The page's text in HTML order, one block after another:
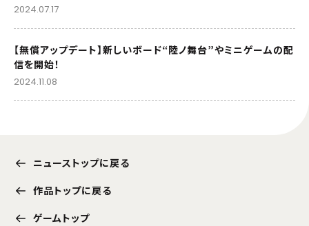
2024.07.17
【無償アップデート】新しいボード“陸ノ舞台”やミニゲームの配
信を開始！
2024.11.08
ニューストップに戻る
作品トップに戻る
ゲームトップ